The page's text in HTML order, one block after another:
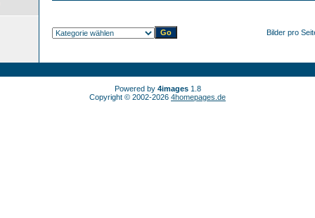
Bilder pro
Powered by 4images1.8
Copyright © 2002-2026 4homepages.de